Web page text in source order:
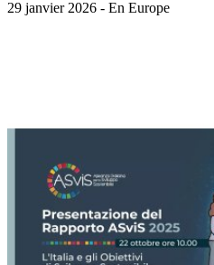
29 janvier 2026 - En Europe